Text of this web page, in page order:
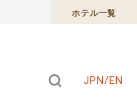
ホテル一覧
JPN/EN